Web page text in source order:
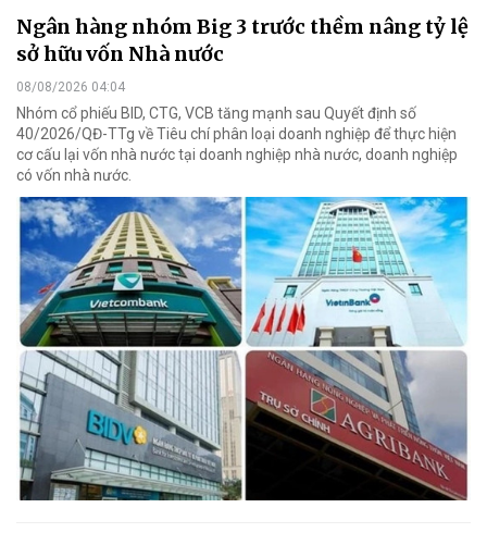
Ngân hàng nhóm Big 3 trước thềm nâng tỷ lệ
sở hữu vốn Nhà nước
08/08/2026 04:04
Nhóm cổ phiếu BID, CTG, VCB tăng mạnh sau Quyết định số
40/2026/QĐ-TTg về Tiêu chí phân loại doanh nghiệp để thực hiện
cơ cấu lại vốn nhà nước tại doanh nghiệp nhà nước, doanh nghiệp
có vốn nhà nước.